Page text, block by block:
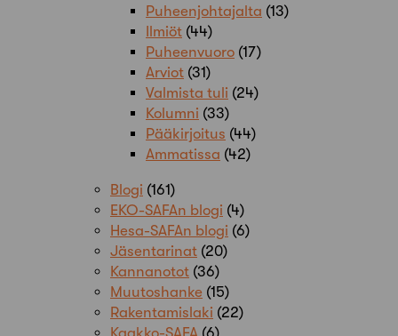
Puheenjohtajalta (13)
Ilmiöt (44)
Puheenvuoro (17)
Arviot (31)
Valmista tuli (24)
Kolumni (33)
Pääkirjoitus (44)
Ammatissa (42)
Blogi (161)
EKO-SAFAn blogi (4)
Hesa-SAFAn blogi (6)
Jäsentarinat (20)
Kannanotot (36)
Muutoshanke (15)
Rakentamislaki (22)
Kaakko-SAFA (6)